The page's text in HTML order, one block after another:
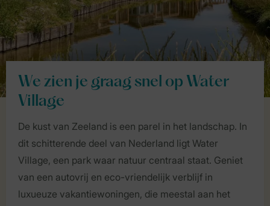
We zien je graag snel op Water
Village
De kust van Zeeland is een parel in het landschap. In
dit schitterende deel van Nederland ligt Water
Village, een park waar natuur centraal staat. Geniet
van een autovrij en eco-vriendelijk verblijf in
luxueuze vakantiewoningen, die meestal aan het